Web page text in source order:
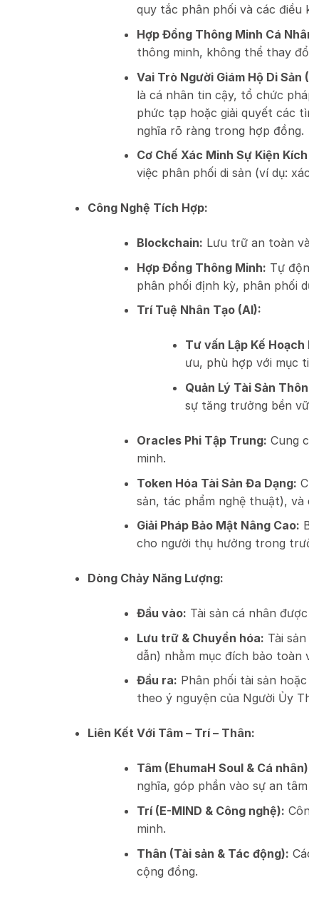
quy tắc phân phối và các điều
Hợp Đồng Thông Minh Cá
thông minh, không thể thay
Vai Trò Người Giám Hộ Di
là cá nhân tin cậy, tổ chức
phức tạp hoặc giải quyết các
nghĩa rõ ràng trong hợp đồng.
Cơ Chế Xác Minh Sự Kiện
việc phân phối di sản (ví dụ:
Công Nghệ Tích Hợp:
Blockchain: Lưu trữ an toàn
Hợp Đồng Thông Minh: Tự
phân phối định kỳ, phân phối
Trí Tuệ Nhân Tạo (AI):
Tư vấn Lập Kế Hoạch
ưu, phù hợp với mục
Quản Lý Tài Sản
sự tăng trưởng bền
Oracles Phi Tập Trung: Cung
minh.
Token Hóa Tài Sản Đa Dạng:
sản, tác phẩm nghệ thuật),
Giải Pháp Bảo Mật Nâng Cao:
cho người thụ hưởng trong
Dòng Chảy Năng Lượng:
Đầu vào: Tài sản cá nhân
Lưu trữ & Chuyển hóa: Tài
dẫn) nhằm mục đích bảo toàn
Đầu ra: Phân phối tài sản
theo ý nguyện của Người Ủy
Liên Kết Với Tâm – Trí – Thân:
Tâm (EhumaH Soul & Cá
nghĩa, góp phần vào sự an
Trí (E-MIND & Công nghệ):
minh.
Thân (Tài sản & Tác động):
cộng đồng.